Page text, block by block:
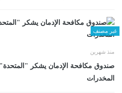
غير مصنف
منذ شهرين
صندوق مكافحة الإدمان يشكر "المتحدة"
المخدرات